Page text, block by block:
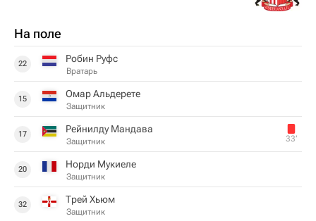
На поле
22 Робин Руфс
Вратарь
15 Омар Альдерете
Защитник
17 Рейнилду Мандава
Защитник 33‎’‎
20 Норди Мукиеле
Защитник
32 Трей Хьюм
Защитник